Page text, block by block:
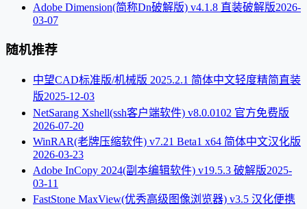
Adobe Dimension(简称Dn破解版) v4.1.8 直装破解版2026-
03-07
随机推荐
中望CAD标准版/机械版 2025.2.1 简体中文轻度精简直装
版2025-12-03
NetSarang Xshell(ssh客户端软件) v8.0.0102 官方免费版
2026-07-20
WinRAR(老牌压缩软件) v7.21 Beta1 x64 简体中文汉化版
2026-03-23
Adobe InCopy 2024(副本编辑软件) v19.5.3 破解版2025-
03-11
FastStone MaxView(优秀高级图像浏览器) v3.5 汉化便携